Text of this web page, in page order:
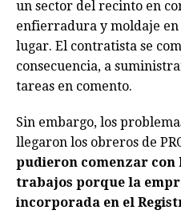
un sector del recinto en
enfierradura y moldaje en
lugar. El contratista se
consecuencia, a
tareas en comento.
Sin embargo, los
llegaron los obreros de
pudieron comenzar con
trabajos porque la
incorporada en el